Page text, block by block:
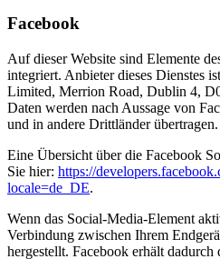
Facebook
Auf dieser Website sind Elemente
integriert. Anbieter dieses Dienstes
Limited, Merrion Road, Dublin 4,
Daten werden nach Aussage von
und in andere Drittländer übertragen.
Eine Übersicht über die Facebook
Sie hier: https://
locale=de_DE.
Wenn das Social-Media-Element
Verbindung zwischen Ihrem
hergestellt. Facebook erhält